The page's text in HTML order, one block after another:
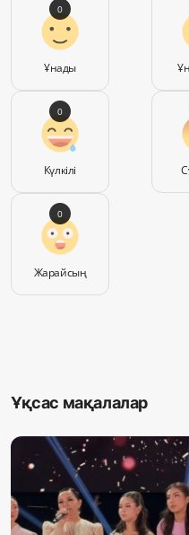
Ұнады
0
Күлкілі
0
Жарайсың
0
Ұқсас мақалалар